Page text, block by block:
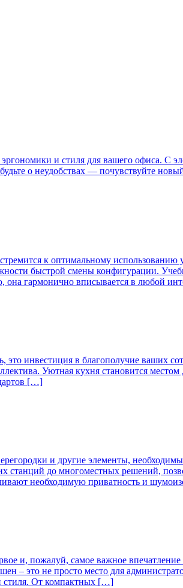
и стиля для вашего офиса. С
о неудобствах — почувствуйте
к оптимальному использованию
быстрой смены конфигурации.
она гармонично вписывается в любой
инвестиция в благополучие ваших
Уютная кухня становится
[…]
и другие элементы,
станций до многоместных решений,
необходимую приватность и
и, пожалуй, самое важное
– это не просто место для
стиля. От компактных […]